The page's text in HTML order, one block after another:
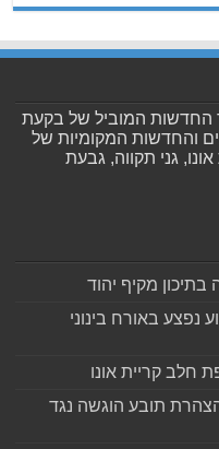
החדשות המוביל של בקעת
והחדשות המקומיות של
אונו, גני תקווה, גבעת
בתיכון מקיף יהוד
נפצע באורח בינוני
חלב קריית אונו
הצהרת תובע הוגשה נגד